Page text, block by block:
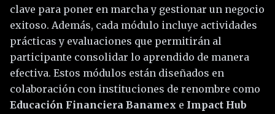
clave para poner en marcha y gestionar un negocio
exitoso. Además, cada módulo incluye actividades
prácticas y evaluaciones que permitirán al
participante consolidar lo aprendido de manera
efectiva. Estos módulos están diseñados en
colaboración con instituciones de renombre como
Educación Financiera Banamex e Impact Hub